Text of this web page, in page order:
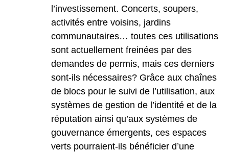
l’investissement. Concerts, soupers,
activités entre voisins, jardins
communautaires… toutes ces utilisations
sont actuellement freinées par des
demandes de permis, mais ces derniers
sont-ils nécessaires? Grâce aux chaînes
de blocs pour le suivi de l’utilisation, aux
systèmes de gestion de l’identité et de la
réputation ainsi qu’aux systèmes de
gouvernance émergents, ces espaces
verts pourraient-ils bénéficier d’une